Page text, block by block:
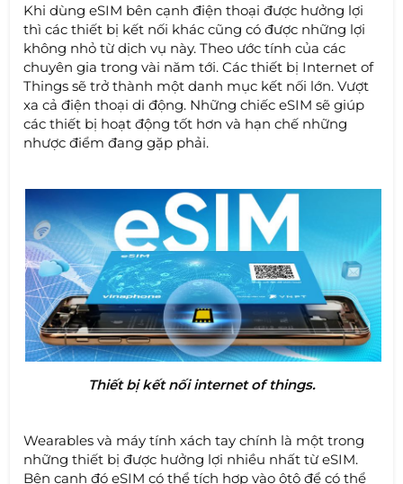
Khi dùng eSIM bên cạnh điện thoại được hưởng lợi
thì các thiết bị kết nối khác cũng có được những lợi
không nhỏ từ dịch vụ này. Theo ước tính của các
chuyên gia trong vài năm tới. Các thiết bị Internet of
Things sẽ trở thành một danh mục kết nối lớn. Vượt
xa cả điện thoại di động. Những chiếc eSIM sẽ giúp
các thiết bị hoạt động tốt hơn và hạn chế những
nhược điểm đang gặp phải.
Thiết bị kết nối internet of things.
Wearables và máy tính xách tay chính là một trong
những thiết bị được hưởng lợi nhiều nhất từ eSIM.
Bên cạnh đó eSIM có thể tích hợp vào ôtô để có thể